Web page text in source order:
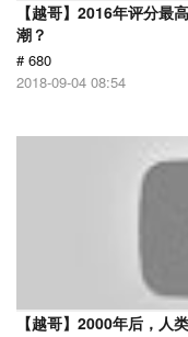
【越哥】2016年评分最
潮？
# 680
2018-09-04 08:54
【越哥】2000年后，人